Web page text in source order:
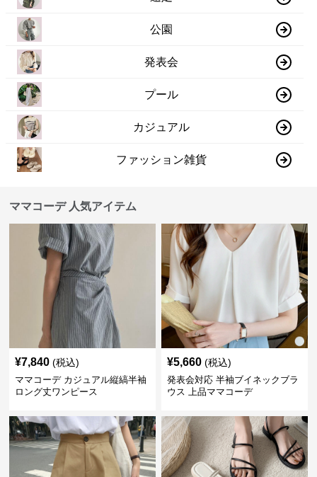
公園
発表会
プール
カジュアル
ファッション雑貨
ママコーデ 人気アイテム
¥7,840 (税込)
ママコーデ カジュアル縦縞半袖
ロング丈ワンピース
¥5,660 (税込)
発表会対応 半袖ブイネックブラ
ウス 上品ママコーデ